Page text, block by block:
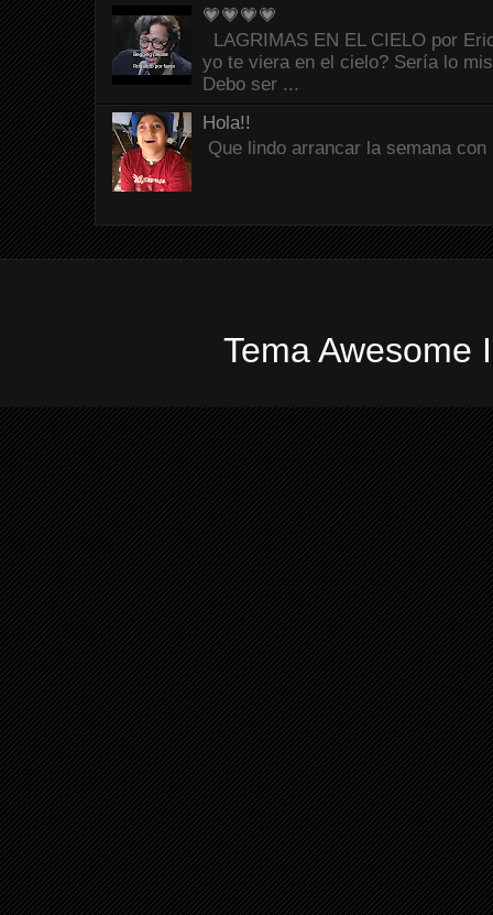
💗💗💗💗
LAGRIMAS EN EL CIELO por
yo te viera en el cielo? Sería lo
Debo ser ...
Hola!!
Que lindo arrancar la semana
Tema